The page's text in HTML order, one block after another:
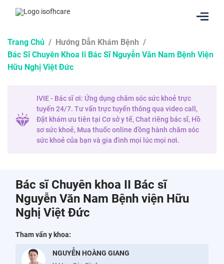
Trang Chủ / Hướng Dẫn Khám Bệnh /
Bác Sĩ Chuyên Khoa Ii Bác Sĩ Nguyễn Văn Nam Bệnh Viện
Hữu Nghị Việt Đức
IVIE - Bác sĩ ơi: Ứng dụng chăm sóc sức khoẻ trực
tuyến 24/7. Tư vấn trực tuyến thông qua video call,
Đặt khám ưu tiên tại Cơ sở y tế, Chat riêng bác sĩ, Hồ
sơ sức khoẻ, Mua thuốc online đồng hành chăm sóc
sức khoẻ của bạn và gia đình mọi lúc mọi nơi.
Bác sĩ Chuyên khoa II Bác sĩ
Nguyễn Văn Nam Bệnh viện Hữu
Nghị Việt Đức
Tham vấn y khoa:
NGUYỄN HOÀNG GIANG